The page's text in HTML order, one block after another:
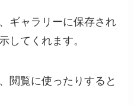
ギャラリーに保存され
してくれます。
閲覧に使ったりすると